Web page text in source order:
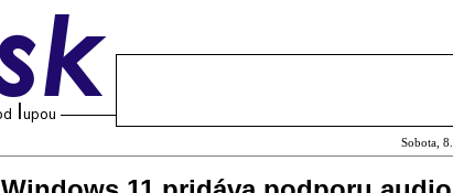
Sobota,